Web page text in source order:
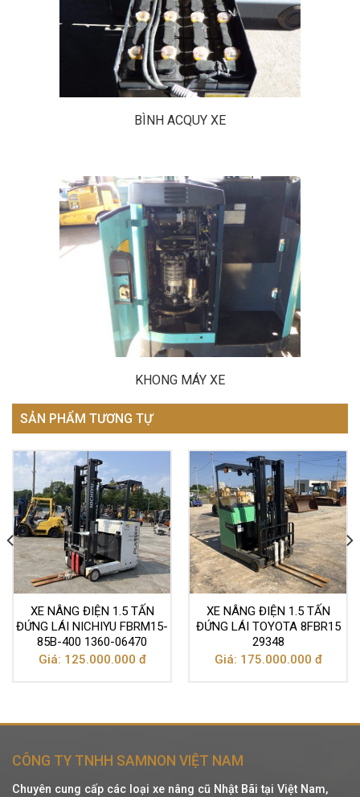
BÌNH ACQUY XE
KHONG MÁY XE
SẢN PHẨM TƯƠNG TỰ
XE NÂNG ĐIỆN 1.5 TẤN
ĐỨNG LÁI NICHIYU FBRM15-
85B-400 1360-06470
Giá: 125.000.000 đ
XE NÂNG ĐIỆN 1.5 TẤN
ĐỨNG LÁI TOYOTA 8FBR15
29348
Giá: 175.000.000 đ
CÔNG TY TNHH SAMNON VIỆT NAM
Chuyên cung cấp các loại xe nâng cũ Nhật Bãi tại Việt Nam,